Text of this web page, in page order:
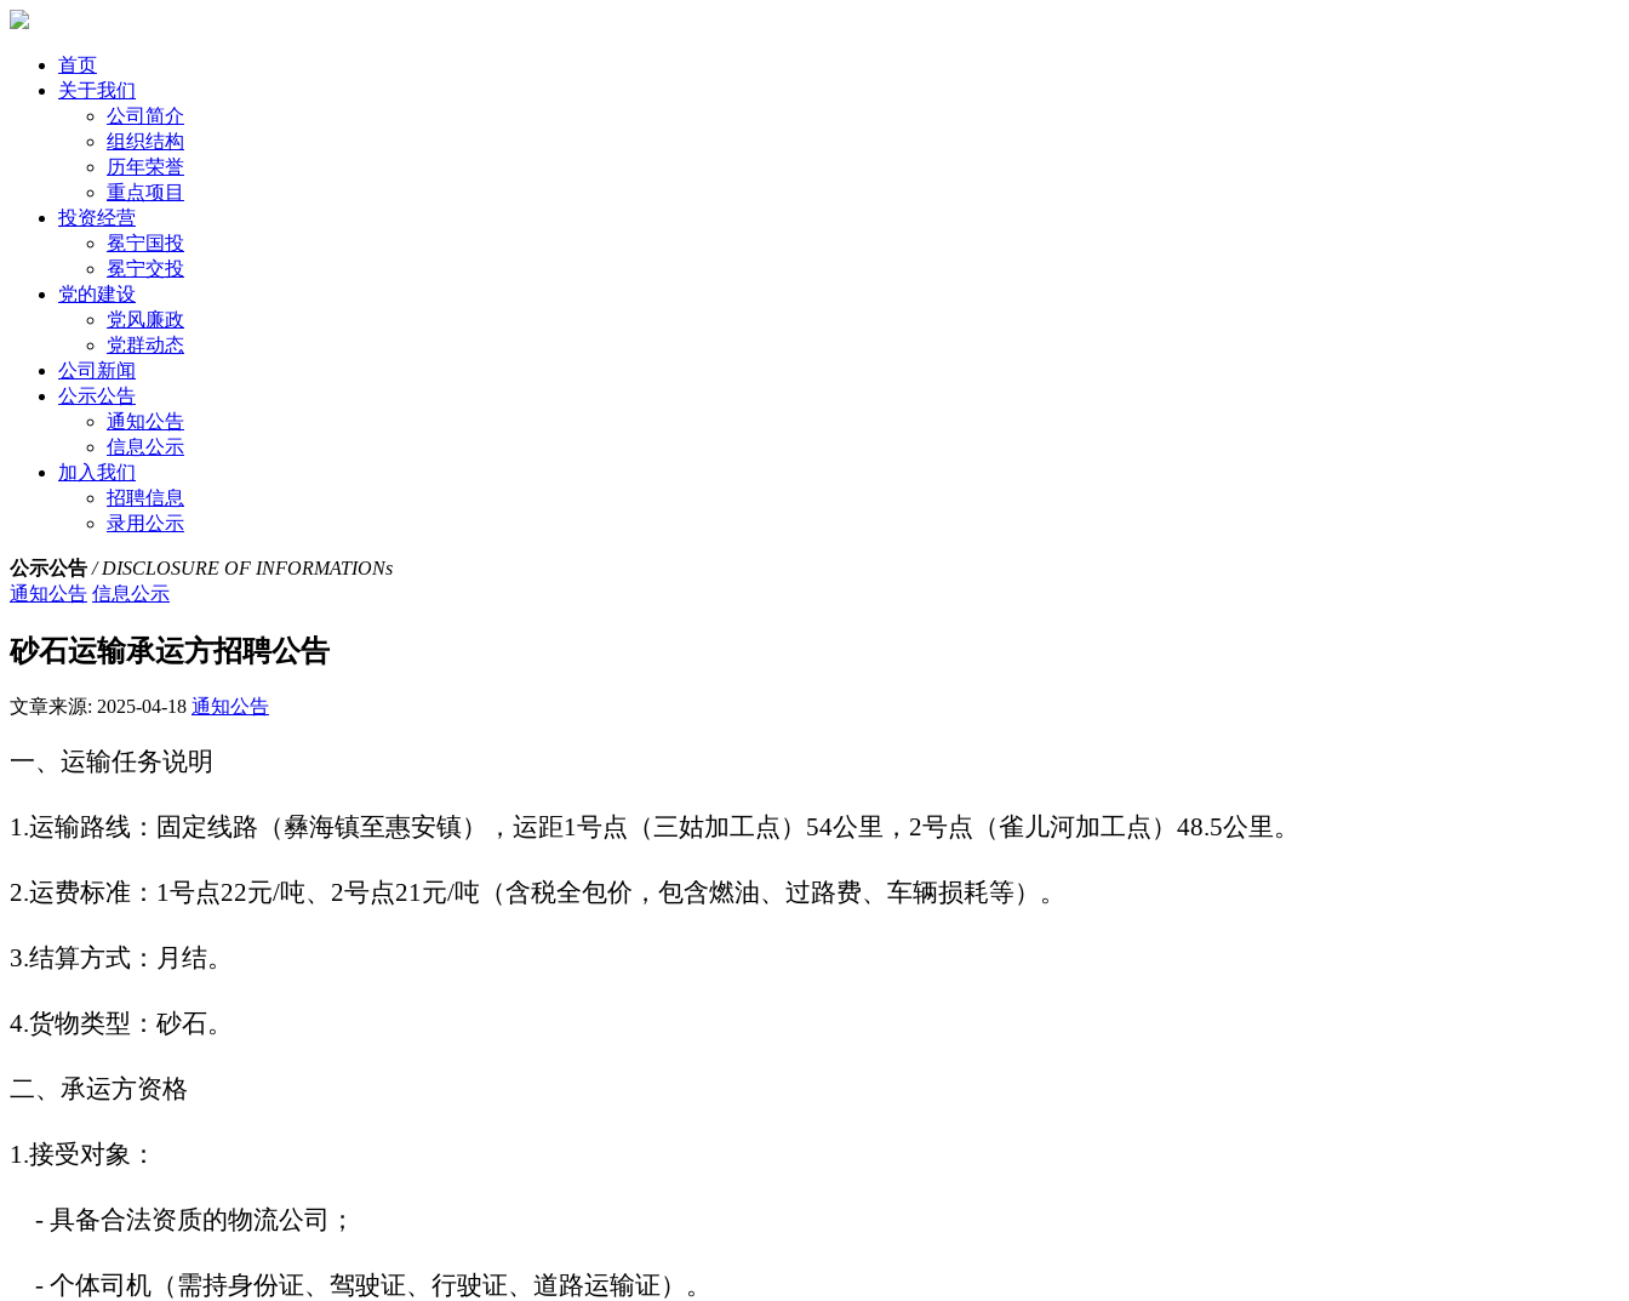
首页
关于我们
公司简介
组织结构
历年荣誉
重点项目
投资经营
冕宁国投
冕宁交投
党的建设
党风廉政
党群动态
公司新闻
公示公告
通知公告
信息公示
加入我们
招聘信息
录用公示
公示公告 / DISCLOSURE OF INFORMATIONs
通知公告 信息公示
砂石运输承运方招聘公告
文章来源: 2025-04-18 通知公告
一、运输任务说明
1.运输路线：固定线路（彝海镇至惠安镇），运距1号点（三姑加工点）54公里，2号点（雀儿河加工点）48.5公里。
2.运费标准：1号点22元/吨、2号点21元/吨（含税全包价，包含燃油、过路费、车辆损耗等）。
3.结算方式：月结。
4.货物类型：砂石。
二、承运方资格
1.接受对象：
- 具备合法资质的物流公司；
- 个体司机（需持身份证、驾驶证、行驶证、道路运输证）。